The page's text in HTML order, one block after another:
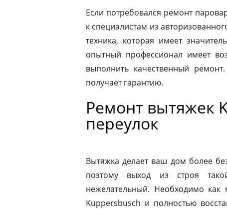
Если потребовался ремонт
к специалистам из
техника, которая имеет
опытный профессионал имеет
выполнить качественный
получает гарантию.
Ремонт вытяжек
переулок
Вытяжка делает ваш дом более
поэтому выход из строя
нежелательный. Необходимо
Kuppersbusch и полностью